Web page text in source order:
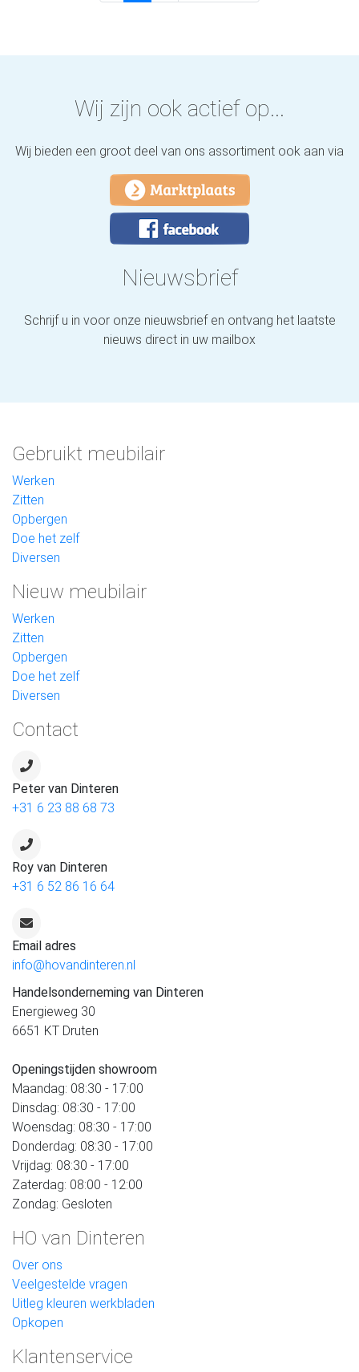
Wij zijn ook actief op...
Wij bieden een groot deel van ons assortiment ook aan via
Nieuwsbrief
Schrijf u in voor onze nieuwsbrief en ontvang het laatste
nieuws direct in uw mailbox
Gebruikt meubilair
Werken
Zitten
Opbergen
Doe het zelf
Diversen
Nieuw meubilair
Werken
Zitten
Opbergen
Doe het zelf
Diversen
Contact
Peter van Dinteren
+31 6 23 88 68 73
Roy van Dinteren
+31 6 52 86 16 64
Email adres
info@hovandinteren.nl
Handelsonderneming van Dinteren
Energieweg 30
6651 KT Druten
Openingstijden showroom
Maandag: 08:30 - 17:00
Dinsdag: 08:30 - 17:00
Woensdag: 08:30 - 17:00
Donderdag: 08:30 - 17:00
Vrijdag: 08:30 - 17:00
Zaterdag: 08:00 - 12:00
Zondag: Gesloten
HO van Dinteren
Over ons
Veelgestelde vragen
Uitleg kleuren werkbladen
Opkopen
Klantenservice